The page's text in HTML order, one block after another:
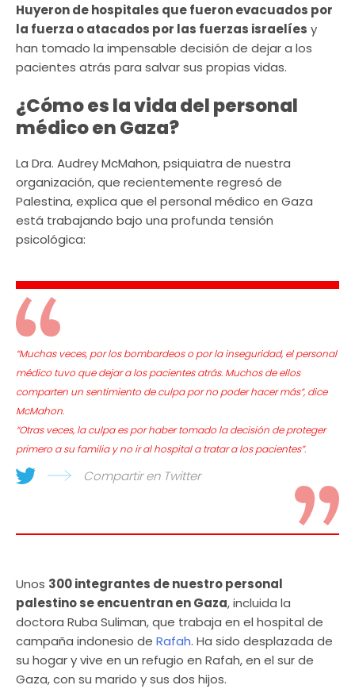
Huyeron de hospitales que fueron evacuados por
la fuerza o atacados por las fuerzas israelíes y
han tomado la impensable decisión de dejar a los
pacientes atrás para salvar sus propias vidas.
¿Cómo es la vida del personal
médico en Gaza?
La Dra. Audrey McMahon, psiquiatra de nuestra
organización, que recientemente regresó de
Palestina, explica que el personal médico en Gaza
está trabajando bajo una profunda tensión
psicológica:
“Muchas veces, por los bombardeos o por la inseguridad, el personal
médico tuvo que dejar a los pacientes atrás. Muchos de ellos
comparten un sentimiento de culpa por no poder hacer más”, dice
McMahon.
“Otras veces, la culpa es por haber tomado la decisión de proteger
primero a su familia y no ir al hospital a tratar a los pacientes”.
Compartir en Twitter
Unos 300 integrantes de nuestro personal
palestino se encuentran en Gaza, incluida la
doctora Ruba Suliman, que trabaja en el hospital de
campaña indonesio de Rafah. Ha sido desplazada de
su hogar y vive en un refugio en Rafah, en el sur de
Gaza, con su marido y sus dos hijos.